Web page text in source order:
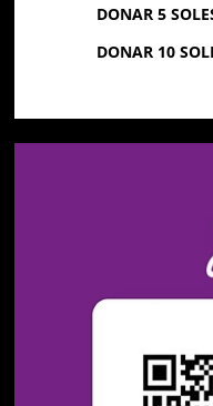
DONAR 5
DONAR 10